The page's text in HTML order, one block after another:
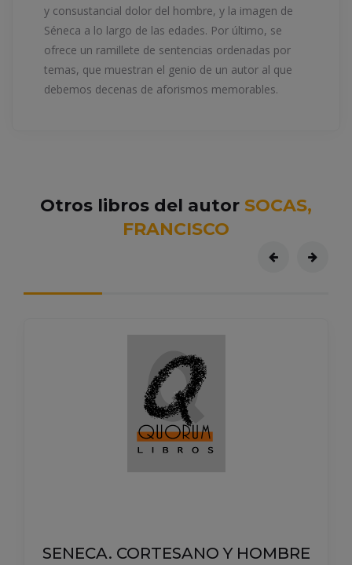
y consustancial dolor del hombre, y la imagen de
Séneca a lo largo de las edades. Por último, se
ofrece un ramillete de sentencias ordenadas por
temas, que muestran el genio de un autor al que
debemos decenas de aforismos memorables.
Otros libros del autor SOCAS,
FRANCISCO